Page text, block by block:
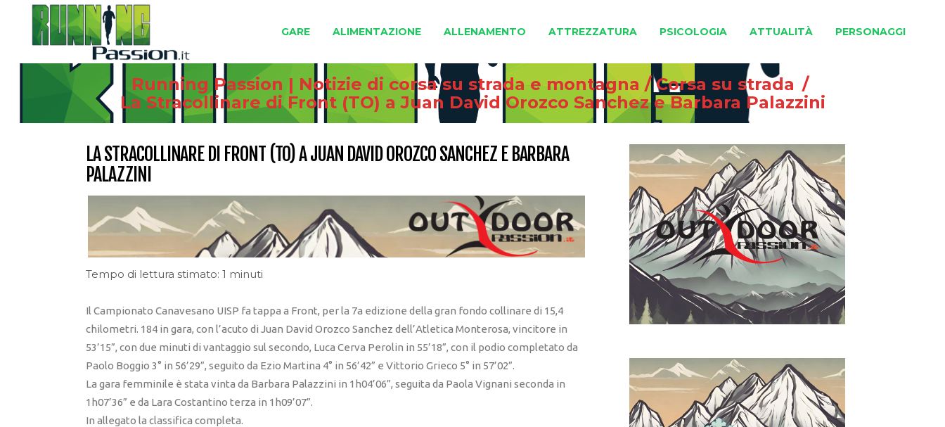
GARE ALIMENTAZIONE ALLENAMENTO ATTREZZATURA PSICOLOGIA ATTUALITÀ PERSONAGGI
Running Passion | Notizie di corsa su strada e montagna /Corsa su strada /
La Stracollinare di Front (TO) a Juan David Orozco Sanchez e Barbara Palazzini
LA STRACOLLINARE DI FRONT (TO) A JUAN DAVID OROZCO SANCHEZ E BARBARA
PALAZZINI
Tempo di lettura stimato: 1 minuti
Il Campionato Canavesano UISP fa tappa a Front, per la 7a edizione della gran fondo collinare di 15,4
chilometri. 184 in gara, con l’acuto di Juan David Orozco Sanchez dell’Atletica Monterosa, vincitore in
53’15”, con due minuti di vantaggio sul secondo, Luca Cerva Perolin in 55’18”, con il podio completato da
Paolo Boggio 3° in 56’29”, seguito da Ezio Martina 4° in 56’42” e Vittorio Grieco 5° in 57’02”.
La gara femminile è stata vinta da Barbara Palazzini in 1h04’06”, seguita da Paola Vignani seconda in
1h07’36” e da Lara Costantino terza in 1h09’07”.
In allegato la classifica completa.